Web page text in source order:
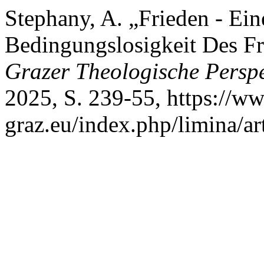
Stephany, A. „Frieden -
Bedingungslosigkeit Des
Grazer Theologische
2025, S. 239-55, https://
graz.eu/index.php/limina/